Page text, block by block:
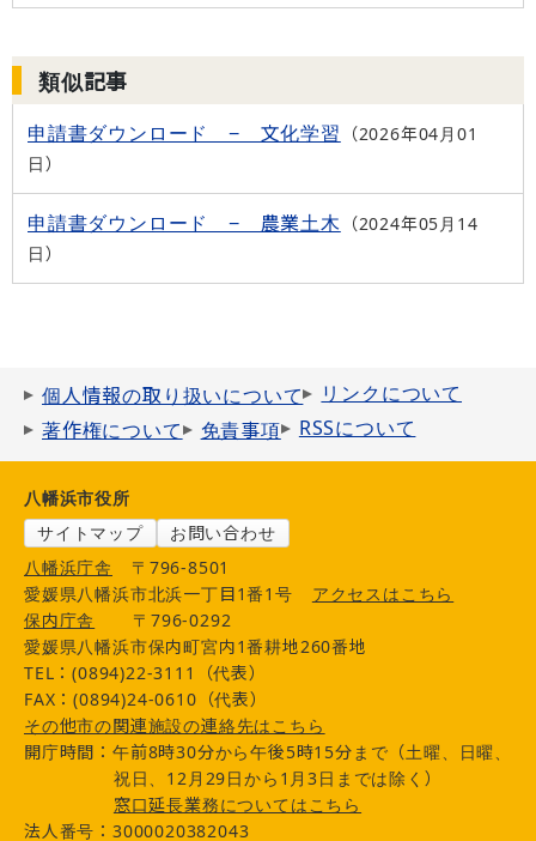
類似記事
申請書ダウンロード − 文化学習
2026年04月01
日
申請書ダウンロード − 農業土木
2024年05月14
日
個人情報の取り扱いについて
リンクについて
著作権について
免責事項 RSSについて
八幡浜市役所
サイトマップ
お問い合わせ
八幡浜庁舎
〒796-8501
愛媛県八幡浜市北浜一丁目1番1号
アクセスはこちら
保内庁舎
〒796-0292
愛媛県八幡浜市保内町宮内1番耕地260番地
TEL：(0894)22-3111（代表）
FAX：(0894)24-0610（代表）
その他市の関連施設の連絡先はこちら
開庁時間：午前8時30分から午後5時15分まで（土曜、日曜、
祝日、12月29日から1月3日までは除く）
窓口延長業務についてはこちら
法人番号：3000020382043